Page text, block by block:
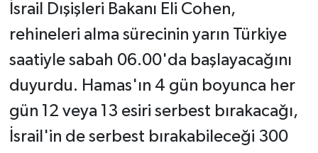
İsrail Dışişleri Bakanı Eli Cohen,
rehineleri alma sürecinin yarın Türkiye
saatiyle sabah 06.00'da başlayacağını
duyurdu. Hamas'ın 4 gün boyunca her
gün 12 veya 13 esiri serbest bırakacağı,
İsrail'in de serbest bırakabileceği 300